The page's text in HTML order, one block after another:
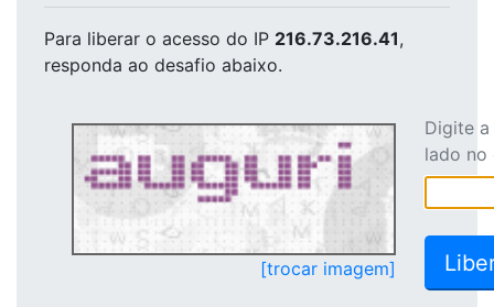
Para liberar o acesso do IP 216.73.216.41,
responda ao desafio abaixo.
[trocar imagem]
Digite
lado no